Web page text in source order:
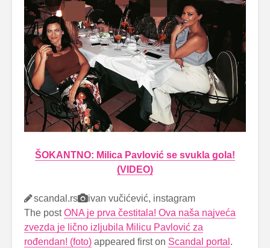
ŠOKANTNO: Milica Pavlović se svukla gola!
(VIDEO)
scandal.rs
ivan vučićević, instagram
The postONA je prva čestitala! Ova naša najveća
zvezda je lično izljubila Milicu Pavlović za
rođendan! (foto) appeared first on Scandal portal .